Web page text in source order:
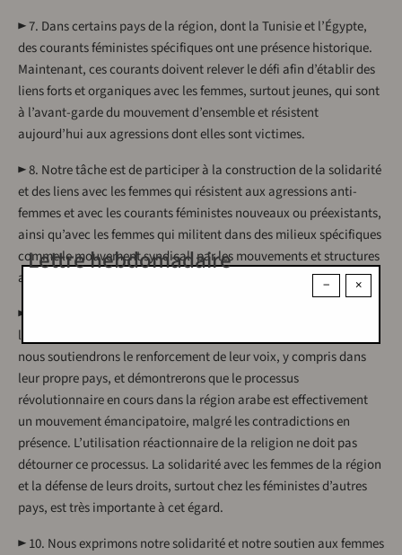
► 7. Dans certains pays de la région, dont la Tunisie et l’Égypte,
des courants féministes spécifiques ont une présence historique.
Maintenant, ces courants doivent relever le défi afin d’établir des
liens forts et organiques avec les femmes, surtout jeunes, qui sont
à l’avant-garde du mouvement d’ensemble et résistent
aujourd’hui aux agressions dont elles sont victimes.
► 8. Notre tâche est de participer à la construction de la solidarité
et des liens avec les femmes qui résistent aux agressions anti-
femmes et avec les courants féministes nouveaux ou préexistants,
ainsi qu’avec les femmes qui militent dans des milieux spécifiques
comme le mouvement syndical, par les mouvements et structures
appropriés dans nos pays.
► 9. En favorisant la connaissance la plus large possible de
l’existence et de l’action de ces groupes et mouvements féminins
nous soutiendrons le renforcement de leur voix, y compris dans
leur propre pays, et démontrerons que le processus
révolutionnaire en cours dans la région arabe est effectivement
un mouvement émancipatoire, malgré les contradictions en
présence. L’utilisation réactionnaire de la religion ne doit pas
détourner ce processus. La solidarité avec les femmes de la région
et la défense de leurs droits, surtout chez les féministes d’autres
pays, est très importante à cet égard.
► 10. Nous exprimons notre solidarité et notre soutien aux femmes
×
−
Lettre hebdomadaire